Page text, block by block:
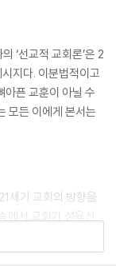
를 다룰 것이므로,
, 선지자, 전도자, 목
미한다. 우리는 교사
의 성직 계급 관점에
유산이라고 생각한
신앙 공동체를 향
적이고 협동적일 것
께 협력하는 다섯 가
할 뿐이다.
참된 본질을 발견하
에 깊은 아픔을 느
교적 교회 운동을 바
엇인지를 보여 준
회의 본질적이고 참
사례를 취재하고
들을 제시한다. 또한
‘선교적 교회론’은 2
지다. 이분법적이고
아픈 교훈이 아닐 수
모든 이에게 본서는
세기 교회의 방향을
에서 교회가 성육신
는 것에 대한 귀한
목회자와 지도자에게